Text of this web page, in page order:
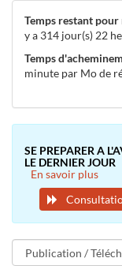
Temps restant
y a 314 jour(s) 22
Temps
minute par Mo de
SE PREPARER A
LE DERNIER JOUR
En savoir plus